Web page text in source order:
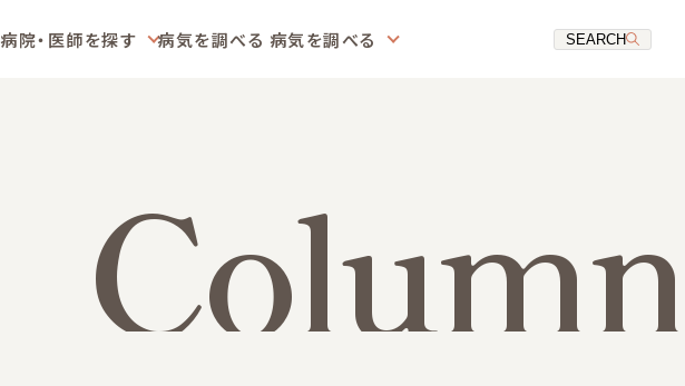
病院・医師を探す 病気を調べる 病気を調べる SEARCH
Column